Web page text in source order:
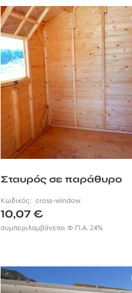
Σταυρός σε παράθυρο
Κωδικός:cross-window
10,07€
συμπεριλαμβάνεται Φ.Π.Α. 24%